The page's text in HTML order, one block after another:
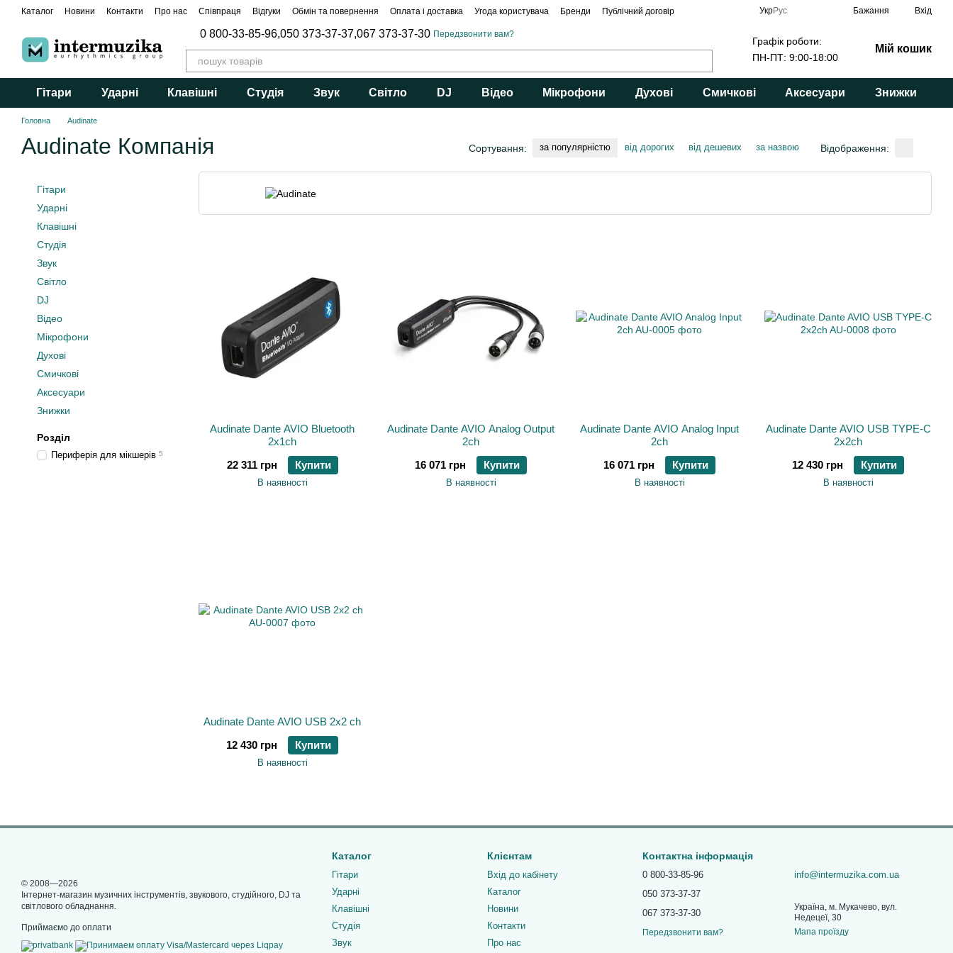
Перейти до основного контенту
Каталог Новини Контакти Про нас Співпраця Відгуки Обмін та повернення Оплата і доставка Угода користувача Бренди Публічний договір УкрРус Бажання Вхід
0 800-33-85-96,050 373-37-37,067 373-37-30 Передзвонити вам?
Графік роботи:
ПН-ПТ: 9:00-18:00
Мій кошик
Гітари Ударні Клавішні Студія Звук Світло DJ Відео Мікрофони Духові Смичкові Аксесуари Знижки
Головна Audinate
Audinate Компанія Сортування: за популярністю від дорогих від дешевих за назвою Відображення:
Audinate Dante AVIO Bluetooth
2x1ch
22 311 грн
Купити
В наявності
Audinate Dante AVIO Analog Output
2ch
16 071 грн
Купити
В наявності
Audinate Dante AVIO Analog Input
2ch
16 071 грн
Купити
В наявності
Audinate Dante AVIO USB TYPE-C
2x2ch
12 430 грн
Купити
В наявності
Audinate Dante AVIO USB 2x2 ch
12 430 грн
Купити
В наявності
Гітари
Ударні
Клавішні
Студія
Звук
Світло
DJ
Відео
Мікрофони
Духові
Смичкові
Аксесуари
Знижки
Розділ
Периферія для мікшерів 5
© 2008—2026
Інтернет-магазин музичних інструментів, звукового, студійного, DJ та
світлового обладнання.
Приймаємо до оплати
Каталог
Гітари
Ударні
Клавішні
Студія
Звук
Клієнтам
Вхід до кабінету
Каталог
Новини
Контакти
Про нас
Контактна інформація
0 800-33-85-96
050 373-37-37
067 373-37-30
Передзвонити вам?
info@intermuzika.com.ua
Україна, м. Мукачево, вул.
Недецеї, 30
Мапа проїзду